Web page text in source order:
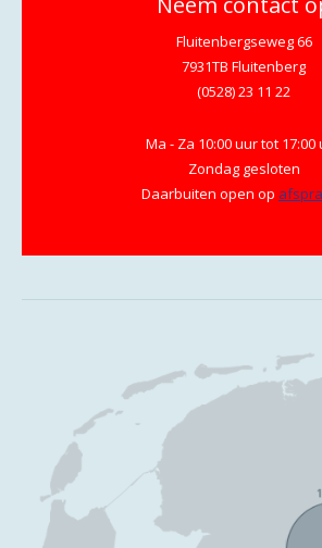
Fluitenbergseweg 66
7931TB Fluitenberg
(0528) 23 11 22
Ma - Za 10:00 uur tot 17:00
Zondag gesloten
Daarbuiten open op